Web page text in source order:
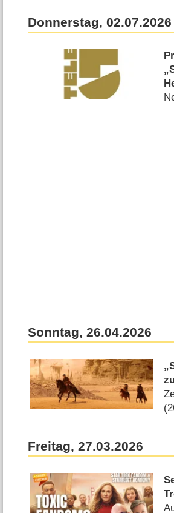
Donnerstag, 02.07.2026
Sonntag, 26.04.2026
Freitag, 27.03.2026